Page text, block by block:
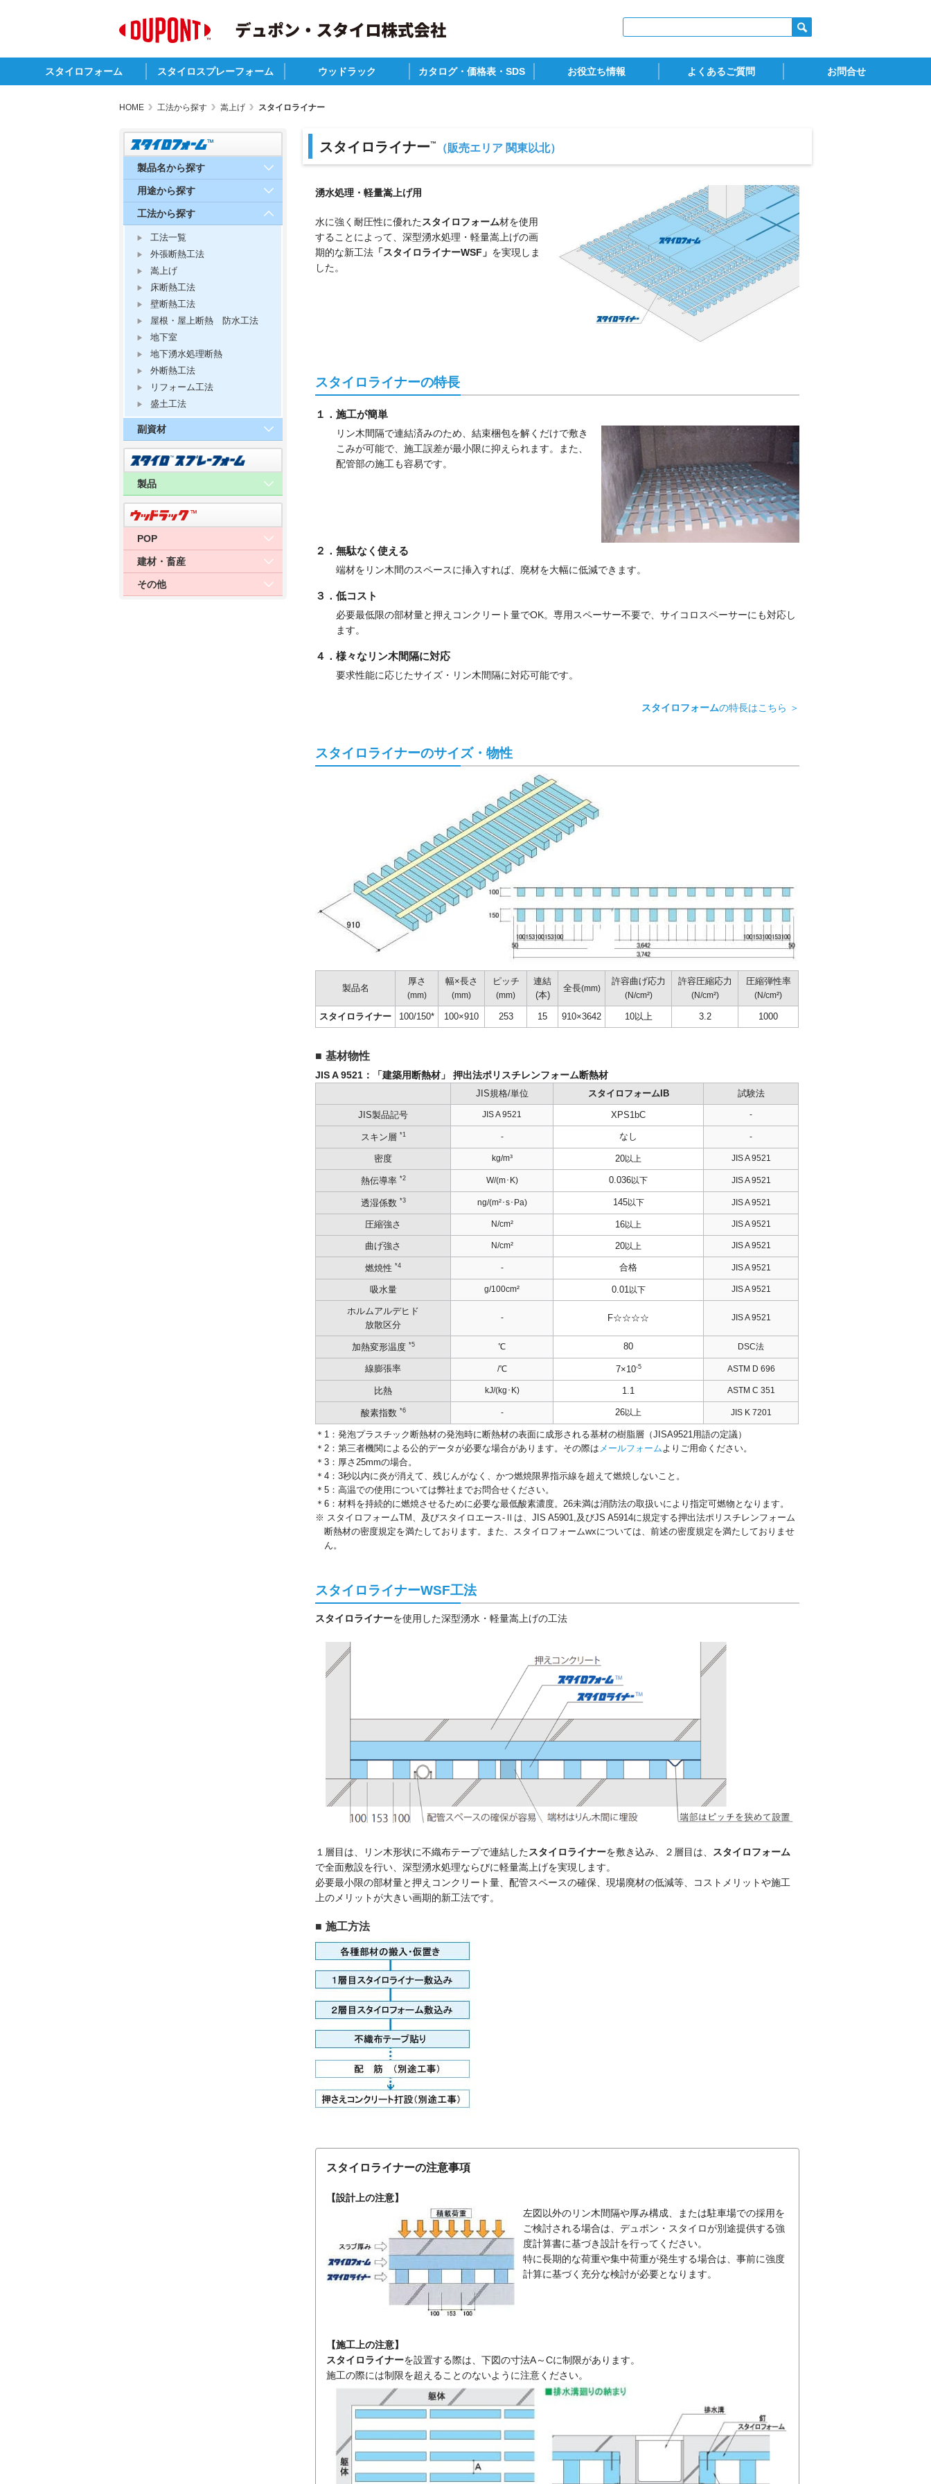
スタイロフォーム スタイロスプレーフォーム ウッドラック カタログ・価格表・SDS お役立ち情報 よくあるご質問 お問合せ
HOME 工法から探す 嵩上げ スタイロライナー
スタイロライナー™ （販売エリア 関東以北）
湧水処理・軽量嵩上げ用
水に強く耐圧性に優れたスタイロフォーム材を使用
することによって、深型湧水処理・軽量嵩上げの画
期的な新工法 「スタイロライナーWSF」 を実現しま
した。
スタイロライナーの特長
１．施工が簡単
リン木間隔で連結済みのため、結束梱包を解くだけで敷き
こみが可能で、施工誤差が最小限に抑えられます。また、
配管部の施工も容易です。
２．無駄なく使える
端材をリン木間のスペースに挿入すれば、廃材を大幅に低減できます。
３．低コスト
必要最低限の部材量と押えコンクリート量でOK。専用スペーサー不要で、サイコロスペーサーにも対応し
ます。
４．様々なリン木間隔に対応
要求性能に応じたサイズ・リン木間隔に対応可能です。
スタイロフォームの特長はこちら ＞
スタイロライナーのサイズ・物性
製品名
厚さ
(mm)
幅×長さ
(mm)
ピッチ
(mm)
連結
(本)
全長(mm)
許容曲げ応力
(N/cm²)
許容圧縮応力
(N/cm²)
圧縮弾性率
(N/cm²)
スタイロライナー 100/150* 100×910 253 15 910×3642 10以上 3.2 1000
基材物性
JIS A 9521：「建築用断熱材」 押出法ポリスチレンフォーム断熱材
JIS規格/単位 スタイロフォームIB 試験法
JIS製品記号 JIS A 9521 XPS1bC -
スキン層 *1 - なし -
密度 kg/m³ 20以上 JIS A 9521
熱伝導率 *2 W/(m･K) 0.036以下 JIS A 9521
透湿係数 *3 ng/(m²･s･Pa) 145以下 JIS A 9521
圧縮強さ N/cm² 16以上 JIS A 9521
曲げ強さ N/cm² 20以上 JIS A 9521
燃焼性*4 - 合格 JIS A 9521
吸水量 g/100cm² 0.01 以下 JIS A 9521
ホルムアルデヒド
放散区分
- F☆☆☆☆ JIS A 9521
加熱変形温度 *5 ℃ 80 DSC法
線膨張率 /℃ 7×10-5 ASTM D 696
比熱 kJ/(kg･K) 1.1 ASTM C 351
酸素指数 *6 - 26以上 JIS K 7201
＊1：発泡プラスチック断熱材の発泡時に断熱材の表面に成形される基材の樹脂層（JISA9521用語の定議）
＊2：第三者機関による公的データが必要な場合があります。その際は メールフォーム よりご用命ください。
＊3：厚さ25mmの場合。
＊4：3秒以内に炎が消えて、残じんがなく、かつ燃焼限界指示線を超えて燃焼しないこと。
＊5：高温での使用については弊社までお問合せください。
＊6：材料を持続的に燃焼させるために必要な最低酸素濃度。26未満は消防法の取扱いにより指定可燃物となります。
※ スタイロフォームTM、及びスタイロエース-Ⅱは、JIS A5901,及びJS A5914に規定する押出法ポリスチレンフォーム
断熱材の密度規定を満たしております。また、スタイロフォームwxについては、前述の密度規定を満たしておりませ
ん。
スタイロライナーWSF工法
スタイロライナーを使用した深型湧水・軽量嵩上げの工法
１層目は、リン木形状に不織布テープで連結したスタイロライナーを敷き込み、２層目は、 スタイロフォーム
で全面敷設を行い、深型湧水処理ならびに軽量嵩上げを実現します。
必要最小限の部材量と押えコンクリート量、配管スペースの確保、現場廃材の低減等、コストメリットや施工
上のメリットが大きい画期的新工法です。
施工方法
スタイロライナーの注意事項
【設計上の注意】
左図以外のリン木間隔や厚み構成、または駐車場での採用を
ご検討される場合は、デュポン・スタイロが別途提供する強
度計算書に基づき設計を行ってください。
特に長期的な荷重や集中荷重が発生する場合は、事前に強度
計算に基づく充分な検討が必要となります。
【施工上の注意】
スタイロライナーを設置する際は、下図の寸法A～Cに制限があります。
施工の際には制限を超えることのないように注意ください。
製品名から探す
用途から探す
工法から探す
工法一覧
外張断熱工法
嵩上げ
床断熱工法
壁断熱工法
屋根・屋上断熱 防水工法
地下室
地下湧水処理断熱
外断熱工法
リフォーム工法
盛土工法
副資材
製品
POP
建材・畜産
その他